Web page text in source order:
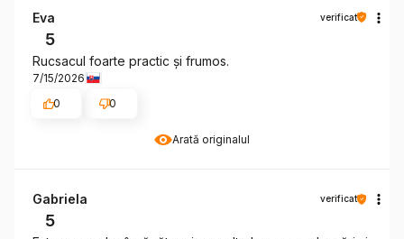
Arată originalul
Eva verificat
5
Rucsacul foarte practic și frumos.
7/15/2026
0
0
Gabriela verificat
5